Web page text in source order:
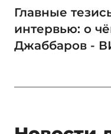
Главные
интервью: о
Джаббаров -